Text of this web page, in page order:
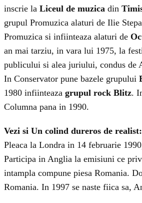
inscrie la Liceul de muzica din
grupul Promuzica alaturi de Ilie
Promuzica si infiinteaza alaturi de
an mai tarziu, in vara lui 1975, la
publicului si alea juriului, condus de
In Conservator pune bazele grupului
1980 infiinteaza grupul rock Blitz.
Columna pana in 1990.
Vezi si Un colind dureros de
Pleaca la Londra in 14 februarie
Participa in Anglia la emisiuni ce
intampla compune piesa Romania.
Romania. In 1997 se naste fiica sa,